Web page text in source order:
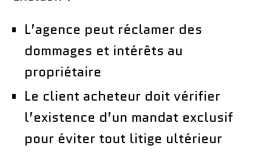
L’agence peut réclamer des
dommages et intérêts au
propriétaire
Le client acheteur doit vérifier
l’existence d’un mandat exclusif
pour éviter tout litige ultérieur